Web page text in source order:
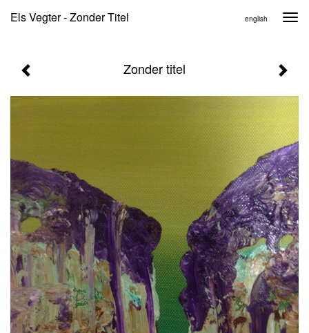
Els Vegter - Zonder Titel english
Zonder titel